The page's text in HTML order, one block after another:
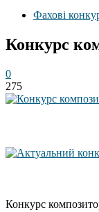
Фахові
Конкурс
0
275
Конкурс